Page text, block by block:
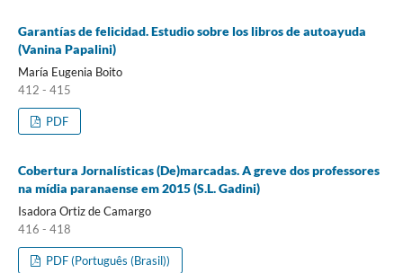
Garantías de felicidad. Estudio sobre los libros de autoayuda
(Vanina Papalini)
María Eugenia Boito
412 - 415
PDF
Cobertura Jornalísticas (De)marcadas. A greve dos professores
na mídia paranaense em 2015 (S.L. Gadini)
Isadora Ortiz de Camargo
416 - 418
PDF (Português (Brasil))